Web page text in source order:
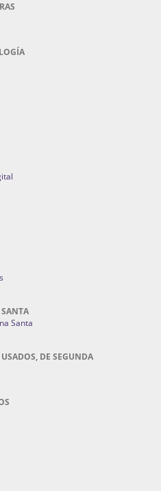
Santa
DE SEGUNDA